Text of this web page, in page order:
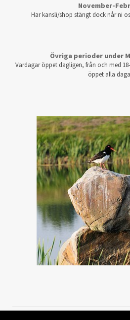
November-
Har kansli/shop stängt dock når ni
Övriga perioder under
Vardagar öppet dagligen, från och med
öppet alla